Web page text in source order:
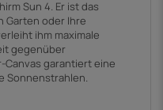
Sun 4. Er ist das
Garten oder Ihre
ihm maximale
gegenüber
Canvas garantiert eine
Sonnenstrahlen.